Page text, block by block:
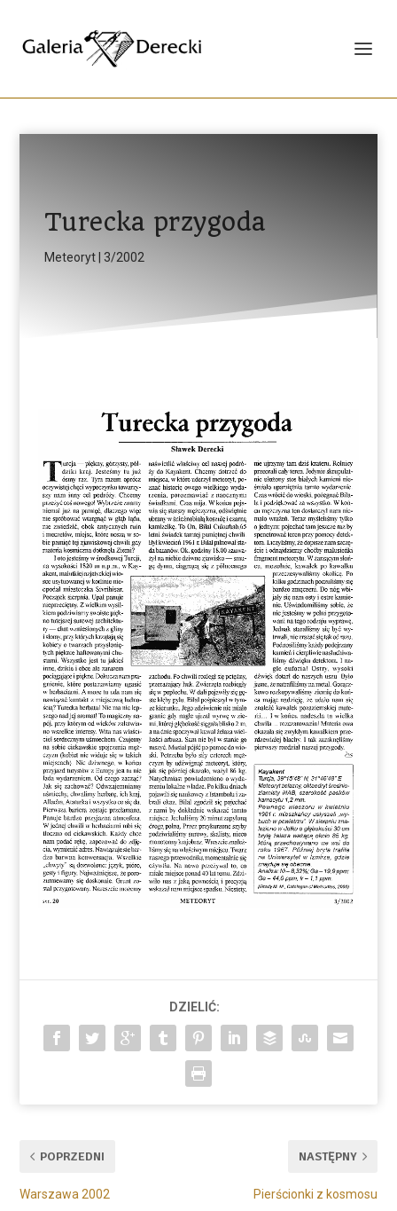
Turecka przygoda
Meteoryt | 3/2002
DZIELIĆ:
POPRZEDNI
Warszawa 2002
NASTĘPNY
Pierścionki z kosmosu